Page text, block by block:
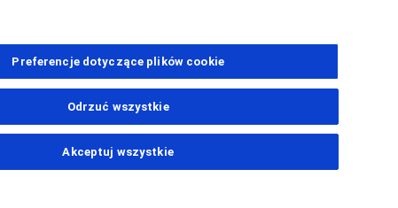
Preferencje dotyczące plików cookie
Odrzuć wszystkie
Akceptuj wszystkie